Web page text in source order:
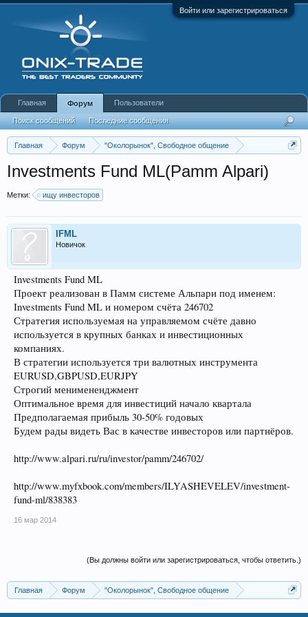
Войти или зарегистрироваться
Главная Форум
"Околорынок", Свободное общение
Investments Fund ML(Pamm Alpari)
Метки: ищу инвесторов
IFML
Новичок
Investments Fund ML
Проект реализован в Памм системе Альпари под именем:
Investments Fund ML и номером счёта 246702
Стратегия используемая на управляемом счёте давно
используется в крупных банках и инвестиционных
компаниях.
В стратегии используется три валютных инструмента
EURUSD,GBPUSD,EURJPY
Строгий менимененджмент
Оптимальное время для инвестиций начало квартала
Предполагаемая прибыль 30-50% годовых
Будем рады видеть Вас в качестве инвесторов или партнёров.
http://www.alpari.ru/ru/investor/pamm/246702/
http://www.myfxbook.com/members/ILYASHEVELEV/investment-
fund-ml/838383
16 мар 2014
(Вы должны войти или зарегистрироваться, чтобы ответить.)
Главная Форум
"Околорынок", Свободное общение
Главная Форум
Поиск сообщений Последние сообщения
Пользователи